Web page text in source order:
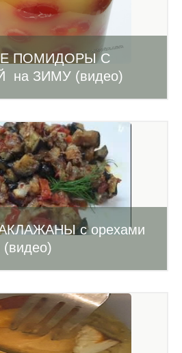
ПОМИДОРЫ С
на ЗИМУ (видео)
с орехами